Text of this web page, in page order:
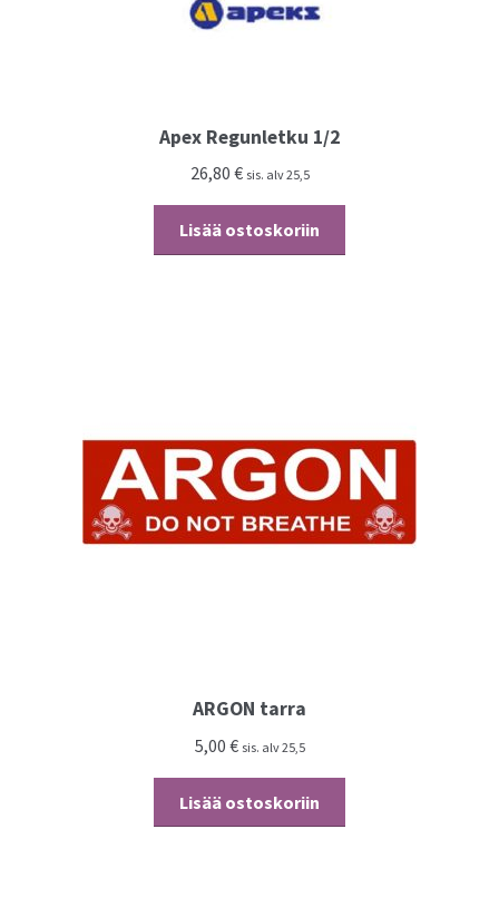
Apex Regunletku 1/2
26,80 € sis. alv 25,5
Lisää ostoskoriin
ARGON tarra
5,00 € sis. alv 25,5
Lisää ostoskoriin